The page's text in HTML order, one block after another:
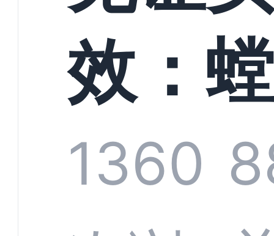
以定
业标
效：
科技
1360